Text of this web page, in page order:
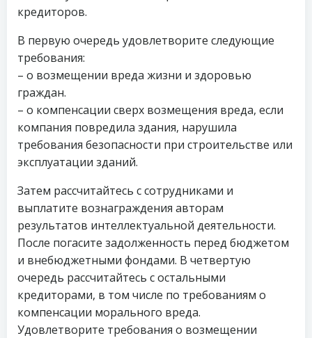
кредиторов.
В первую очередь удовлетворите следующие
требования:
– о возмещении вреда жизни и здоровью
граждан.
– о компенсации сверх возмещения вреда, если
компания повредила здания, нарушила
требования безопасности при строительстве или
эксплуатации зданий.
Затем рассчитайтесь с сотрудниками и
выплатите вознаграждения авторам
результатов интеллектуальной деятельности.
После погасите задолженность перед бюджетом
и внебюджетными фондами. В четвертую
очередь рассчитайтесь с остальными
кредиторами, в том числе по требованиям о
компенсации морального вреда.
Удовлетворите требования о возмещении